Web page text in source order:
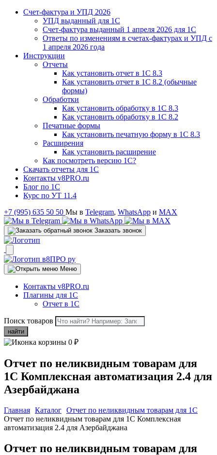
Счет-фактура и УПД 2026
УПД выданный для 1C
Счет-фактура выданный 1 апреля 2026 для 1C
Ответы по изменениям в счетах-фактурах и УПД с
1 апреля 2026 года
Инструкции
Отчеты
Как установить отчет в 1С 8.3
Как установить отчет в 1С 8.2 (обычные
формы)
Обработки
Как установить обработку в 1С 8.3
Как установить обработку в 1С 8.2
Печатные формы
Как установить печатную форму в 1С 8.3
Расширения
Как установить расширение
Как посмотреть версию 1С?
Скачать отчеты для 1С
Контакты v8PRO.ru
Блог по 1С
Курс по УТ 11.4
+7 (995) 635 50 50 Мы в Telegram, WhatsApp и MAX
Заказать звонок
Меню
Контакты v8PRO.ru
Плагины для 1С
Отчет в 1С
Поиск товаров
найти
0 ₽
Отчет по неликвидным товарам для
1С Комплексная автоматизация 2.4 для
Азербайджана
Главная Каталог Отчет по неликвидным товарам для 1C
Отчет по неликвидным товарам для 1С Комплексная
автоматизация 2.4 для Азербайджана
Отчет по неликвидным товарам для